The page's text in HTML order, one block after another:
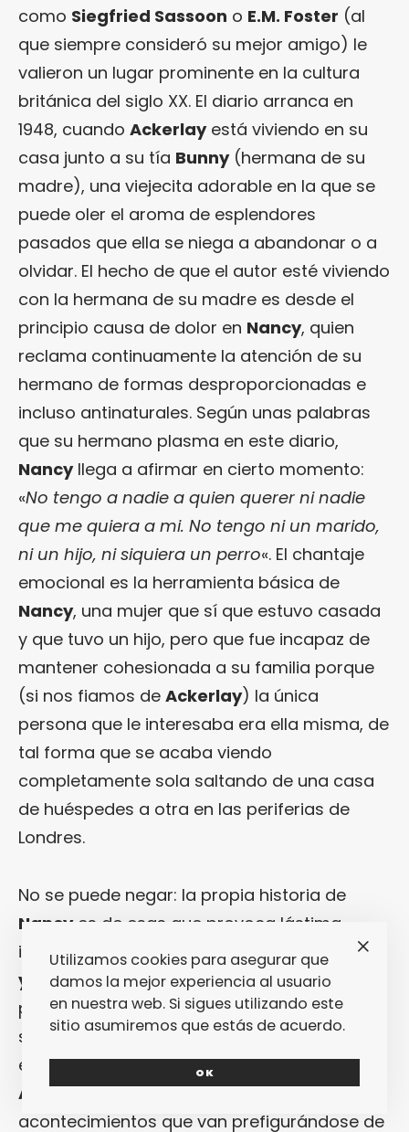
como Siegfried Sassoon o E.M. Foster (al
que siempre consideró su mejor amigo) le
valieron un lugar prominente en la cultura
británica del siglo XX. El diario arranca en
1948, cuando Ackerlayestá viviendo en su
casa junto a su tía Bunny(hermana de su
madre), una viejecita adorable en la que se
puede oler el aroma de esplendores
pasados que ella se niega a abandonar o a
olvidar. El hecho de que el autor esté viviendo
con la hermana de su madre es desde el
principio causa de dolor en Nancy, quien
reclama continuamente la atención de su
hermano de formas desproporcionadas e
incluso antinaturales. Según unas palabras
que su hermano plasma en este diario,
Nancyllega a afirmar en cierto momento:
«No tengo a nadie a quien querer ni nadie
que me quiera a mi. No tengo ni un marido,
ni un hijo, ni siquiera un perro«. El chantaje
emocional es la herramienta básica de
Nancy, una mujer que sí que estuvo casada
y que tuvo un hijo, pero que fue incapaz de
mantener cohesionada a su familia porque
(si nos fiamos de Ackerlay) la única
persona que le interesaba era ella misma, de
tal forma que se acaba viendo
completamente sola saltando de una casa
de huéspedes a otra en las periferias de
Londres.
No se puede negar: la propia historia de
Nancyes de esas que provoca lástima
irremediablemente. De hecho, «Mi Hermana
y Yo» se estructura en dos partes
perfectamente diferenciadas que se pliegan
sobre un centro que, a modo de corazón,
explica la historia de la hermana de
Ackerlay: después de unos dramáticos
acontecimientos que van prefigurándose de
Utilizamos cookies para asegurar que
damos la mejor experiencia al usuario
en nuestra web. Si sigues utilizando este
sitio asumiremos que estás de acuerdo.
OK